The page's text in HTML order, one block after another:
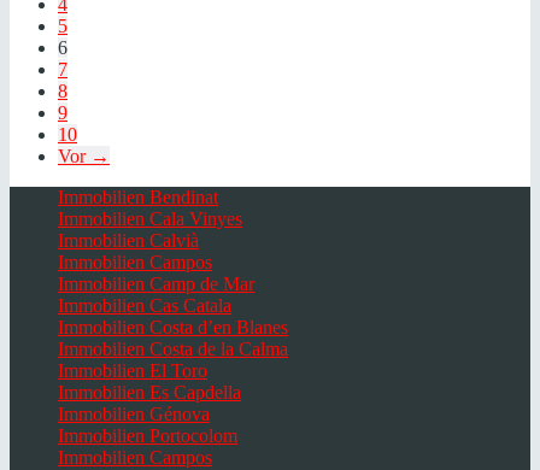
4
5
6
7
8
9
10
Vor →
Immobilien Bendinat
Immobilien Cala Vinyes
Immobilien Calvià
Immobilien Campos
Immobilien Camp de Mar
Immobilien Cas Catala
Immobilien Costa d’en Blanes
Immobilien Costa de la Calma
Immobilien El Toro
Immobilien Es Capdella
Immobilien Génova
Immobilien Portocolom
Immobilien Campos